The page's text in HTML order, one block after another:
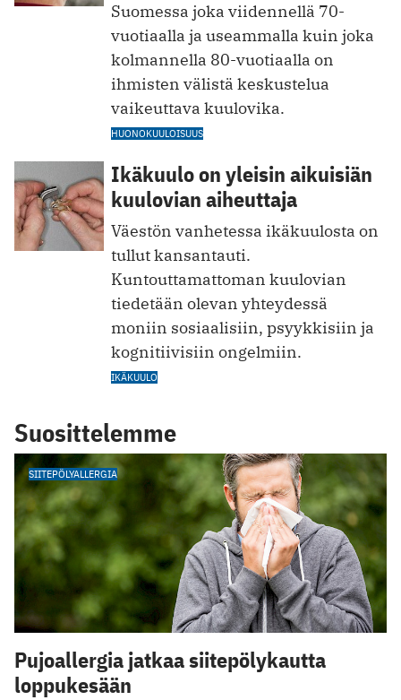
Suomessa joka viidennellä 70-
vuotiaalla ja useammalla kuin joka
kolmannella 80-vuotiaalla on
ihmisten välistä keskustelua
vaikeuttava kuulovika.
HUONOKUULOISUUS
Ikäkuulo on yleisin aikuisiän
kuulovian aiheuttaja
Väestön vanhetessa ikäkuulosta on
tullut kansantauti.
Kuntouttamattoman kuulovian
tiedetään olevan yhteydessä
moniin sosiaalisiin, psyykkisiin ja
kognitiivisiin ongelmiin.
IKÄKUULO
Suosittelemme
SIITEPÖLYALLERGIA
Pujoallergia jatkaa siitepölykautta
loppukesään